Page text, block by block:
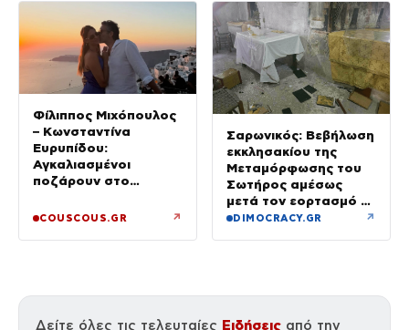
Φίλιππος Μιχόπουλος
– Κωνσταντίνα
Ευρυπίδου:
Αγκαλιασμένοι
ποζάρουν στο
Σαντορίνης
COUSCOUS.GR ↗
Σαρωνικός: Βεβήλωση
εκκλησακίου της
Μεταμόρφωσης του
Σωτήρος αμέσως
μετά τον εορτασμό –
Έσπασαν εικόνες στην
DIMOCRACY.GR ↗
Δείτε όλες τις τελευταίες Ειδήσεις από την